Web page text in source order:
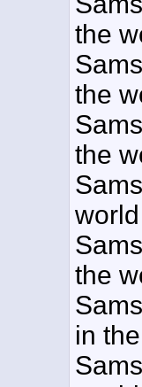
the
the
the
the
in